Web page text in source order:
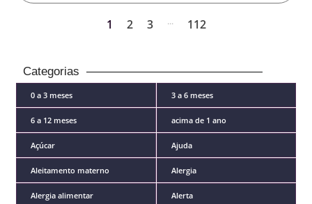
1 2 3 ... 112
Categorias
0 a 3 meses 3 a 6 meses
6 a 12 meses acima de 1 ano
Açúcar Ajuda
Aleitamento materno Alergia
Alergia alimentar Alerta